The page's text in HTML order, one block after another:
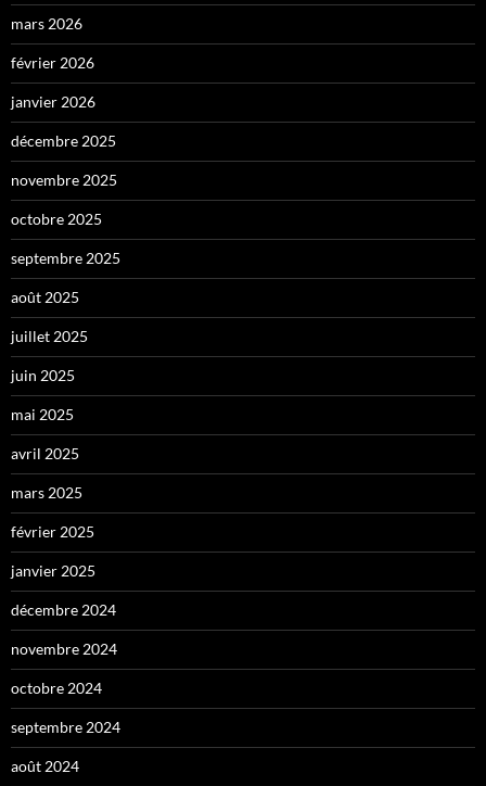
mars 2026
février 2026
janvier 2026
décembre 2025
novembre 2025
octobre 2025
septembre 2025
août 2025
juillet 2025
juin 2025
mai 2025
avril 2025
mars 2025
février 2025
janvier 2025
décembre 2024
novembre 2024
octobre 2024
septembre 2024
août 2024